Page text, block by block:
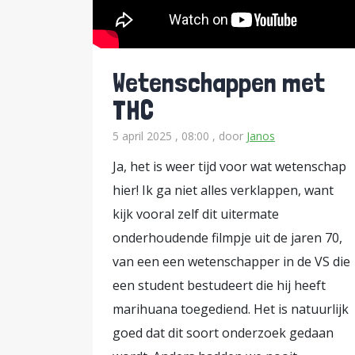
2023).
Direct en indirectDe
effecten, liggen inmiddels enkele
terug te blikken en de vraag te
er, naast de verzamelde kennis
uit volgden (zie o.a. Edzes et al.,
Of, iets directer: zijn alle
waardevolle elementen uit het de
artikel kijken we eerst bij de zes
direct van de experimenten
op de vraag in hoeverre de
hebben veranderd in hoe er
gekeken. Daarbij kijken we zowel
Hoe waren de experimenten ook
onderverdeeld in verschillende
Wetenschappen met
THC
5 april 2025 , 08:00 , door Janos
Ja, het is weer tijd voor wat wetenschap
hier! Ik ga niet alles verklappen, want
kijk vooral zelf dit uitermate
onderhoudende filmpje uit de jaren 70,
van een een wetenschapper in de VS die
een student bestudeert die hij heeft
marihuana toegediend. Het is natuurlijk
goed dat dit soort onderzoek gedaan